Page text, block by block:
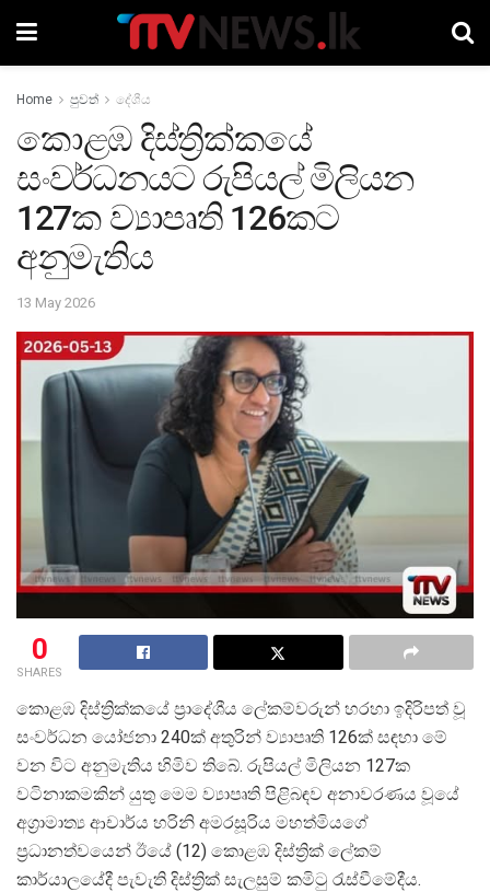
Home පුවත් දේශීය
කොළඹ දිස්ත්‍රික්කයේ
සංවර්ධනයට රුපියල් මිලියන
127ක ව්‍යාපෘති 126කට
අනුමැතිය
13 May 2026
0
SHARES
කොළඹ දිස්ත්රික්කයේ ප්රාදේශීය ලේකම්වරුන් හරහා ඉදිරිපත් වූ
සංවර්ධන යෝජනා 240ක් අතුරින් ව්යාපෘති 126ක් සඳහා මේ
වන විට අනුමැතිය හිමිව තිබේ. රුපියල් මිලියන 127ක
වටිනාකමකින් යුතු මෙම ව්යාපෘති පිළිබඳව අනාවරණය වූයේ
අග්රාමාත් ය ආචාර්ය හරිනි අමරසූරිය මහත්මියගේ
ප්රධානත්වයෙන් ඊයේ (12) කොළඹ දිස්ත්රික් ලේකම්
කාර්යාලයේදී පැවැති දිස්ත්රික් සැලසුම් කමිටු රැස්වීමේදීය.